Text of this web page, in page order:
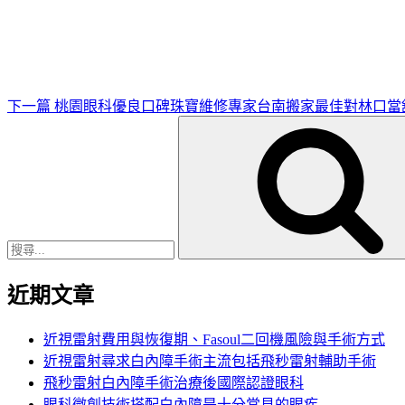
下一篇 桃園眼科優良口碑珠寶維修專家台南搬家最佳對林口當
近期文章
近視雷射費用與恢復期、Fasoul二回機風險與手術方式
近視雷射尋求白內障手術主流包括飛秒雷射輔助手術
飛秒雷射白內障手術治療後國際認證眼科